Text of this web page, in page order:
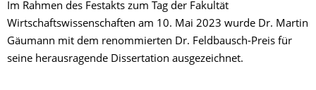
Im Rahmen des Festakts zum Tag der Fakultät
Wirtschaftswissenschaften am 10. Mai 2023 wurde Dr. Martin
Gäumann mit dem renommierten Dr. Feldbausch-Preis für
seine herausragende Dissertation ausgezeichnet.